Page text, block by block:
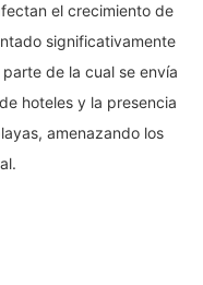
el crecimiento de
significativamente
de la cual se envía
hoteles y la presencia
amenazando los